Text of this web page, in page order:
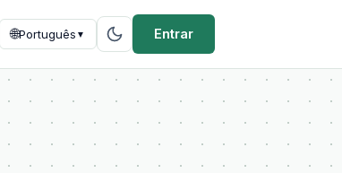
🌐Português ▼ Entrar